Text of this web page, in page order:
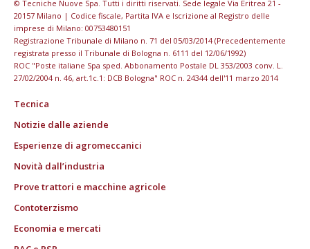
© Tecniche Nuove Spa. Tutti i diritti riservati. Sede legale Via Eritrea 21 -
20157 Milano | Codice fiscale, Partita IVA e Iscrizione al Registro delle
imprese di Milano: 00753480151
Registrazione Tribunale di Milano n. 71 del 05/03/2014 (Precedentemente
registrata presso il Tribunale di Bologna n. 6111 del 12/06/1992)
ROC "Poste italiane Spa sped. Abbonamento Postale DL 353/2003 conv. L.
27/02/2004 n. 46, art.1c.1: DCB Bologna" ROC n. 24344 dell'11 marzo 2014
Tecnica
Notizie dalle aziende
Esperienze di agromeccanici
Novità dall’industria
Prove trattori e macchine agricole
Contoterzismo
Economia e mercati